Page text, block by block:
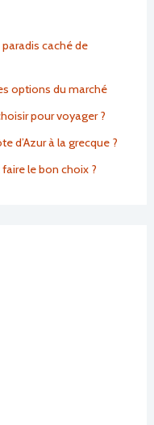
caché de
options du marché
pour voyager ?
d’Azur à la grecque ?
le bon choix ?